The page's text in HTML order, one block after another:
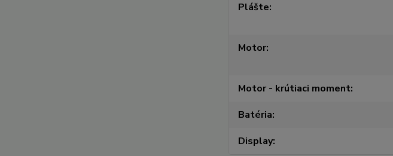
Plášte
Motor
Motor - krútiaci moment
Batéria
Display